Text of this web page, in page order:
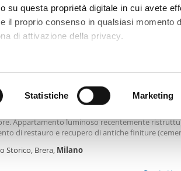
su questa proprietà digitale in cui avete
il proprio consenso in qualsiasi momento
di attivazione della privacy.
attivamente alla ricerca di caratteristiche
personali e imposta le tue preferenze
in qualsiasi momento dalla Dichiarazione
ed annunci, per fornire funzionalità dei
Statistiche Marketing
Ordine Mioaffitto
storico, brera
Appartamento luminoso recentemente
di restauro e recupero di antiche finiture
studio
Storico, Brera, Milano